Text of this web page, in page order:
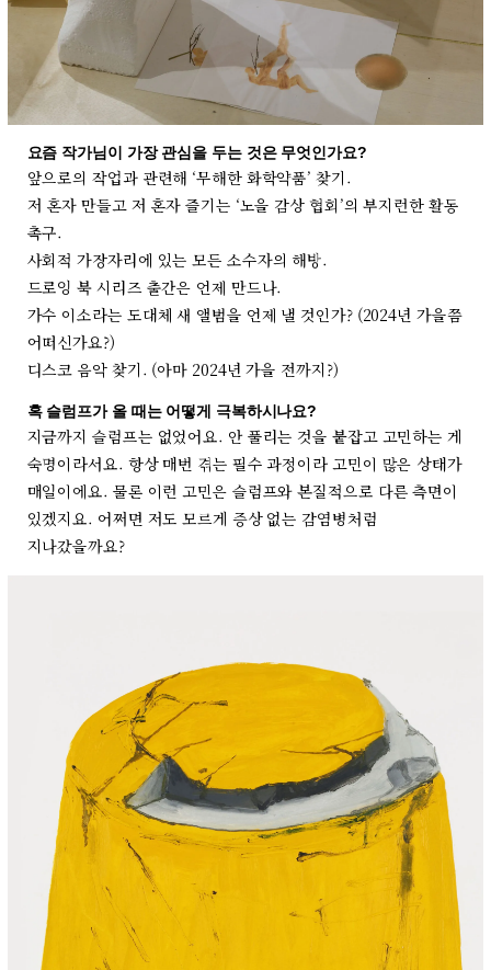
요즘 작가님이 가장 관심을 두는 것은 무엇인가요?
앞으로의 작업과 관련해 ‘무해한 화학약품’ 찾기.
저 혼자 만들고 저 혼자 즐기는 ‘노을 감상 협회’의 부지런한 활동
촉구.
사회적 가장자리에 있는 모든 소수자의 해방.
드로잉 북 시리즈 출간은 언제 만드나.
가수 이소라는 도대체 새 앨범을 언제 낼 것인가? (2024년 가을쯤
어떠신가요?)
디스코 음악 찾기. (아마 2024년 가을 전까지?)
혹 슬럼프가 올 때는 어떻게 극복하시나요?
지금까지 슬럼프는 없었어요. 안 풀리는 것을 붙잡고 고민하는 게
숙명이라서요. 항상 매번 겪는 필수 과정이라 고민이 많은 상태가
매일이에요. 물론 이런 고민은 슬럼프와 본질적으로 다른 측면이
있겠지요. 어쩌면 저도 모르게 증상 없는 감염병처럼
지나갔을까요?